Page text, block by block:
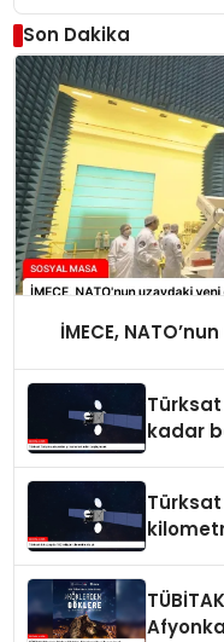
Son Dakika
İMECE,
Türksat
kadar
Türksat